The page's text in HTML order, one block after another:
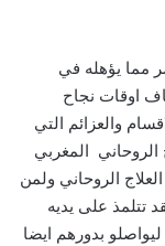
مما يؤهله في
اوقات نجاح
والعزائم التي
المغربي
الروحاني ولمن
تتلمذ على يديه
بدورهم ايضا